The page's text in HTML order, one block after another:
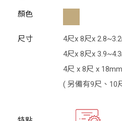
顏色
尺寸
4尺x 8尺x
4尺x 8尺x
4尺 x 8尺 x
( 另備有9尺、10